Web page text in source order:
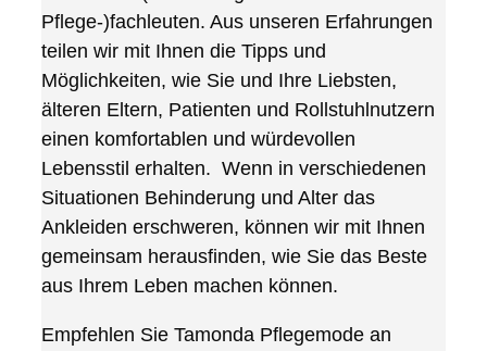
Pflege-)fachleuten. Aus unseren Erfahrungen
teilen wir mit Ihnen die Tipps und
Möglichkeiten, wie Sie und Ihre Liebsten,
älteren Eltern, Patienten und Rollstuhlnutzern
einen komfortablen und würdevollen
Lebensstil erhalten. Wenn in verschiedenen
Situationen Behinderung und Alter das
Ankleiden erschweren, können wir mit Ihnen
gemeinsam herausfinden, wie Sie das Beste
aus Ihrem Leben machen können.
Empfehlen Sie Tamonda Pflegemode an